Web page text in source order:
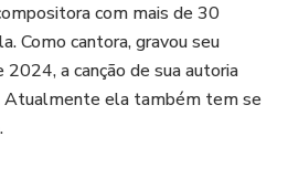
com mais de 30
Como cantora, gravou seu
a canção de sua autoria
Atualmente ela também tem se